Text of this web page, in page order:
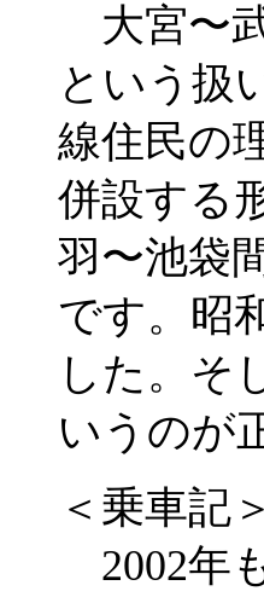
大宮〜
という扱
線住民の
併設する
羽〜池袋
です。昭
した。そ
いうのが
＜乗車記＞
2002年